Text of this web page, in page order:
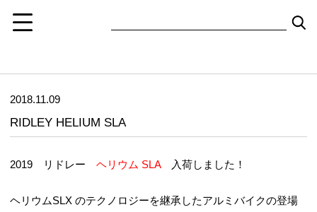
2018.11.09
RIDLEY HELIUM SLA
2019 リドレー ヘリウム SLA入荷しました！
ヘリウムSLX のテクノロジーを継承したアルミバイクの登場